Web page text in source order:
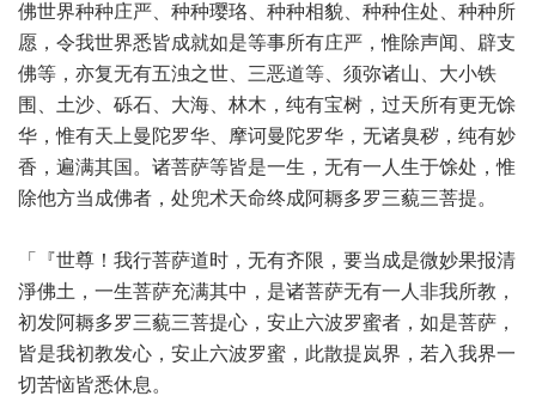
佛世界种种庄严、种种璎珞、种种相貌、种种住处、种种所
愿，令我世界悉皆成就如是等事所有庄严，惟除声闻、辟支
佛等，亦复无有五浊之世、三恶道等、须弥诸山、大小铁
围、土沙、砾石、大海、林木，纯有宝树，过天所有更无馀
华，惟有天上曼陀罗华、摩诃曼陀罗华，无诸臭秽，纯有妙
香，遍满其国。诸菩萨等皆是一生，无有一人生于馀处，惟
除他方当成佛者，处兜术天命终成阿耨多罗三藐三菩提。
「『世尊！我行菩萨道时，无有齐限，要当成是微妙果报清
淨佛土，一生菩萨充满其中，是诸菩萨无有一人非我所教，
初发阿耨多罗三藐三菩提心，安止六波罗蜜者，如是菩萨，
皆是我初教发心，安止六波罗蜜，此散提岚界，若入我界一
切苦恼皆悉休息。